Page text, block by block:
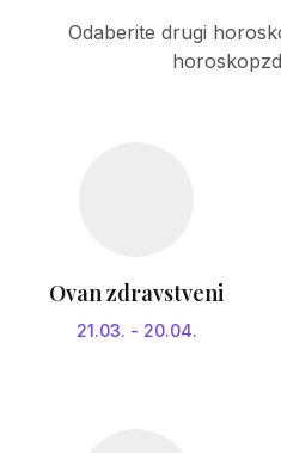
Odaberite drugi
Ovan zdravstveni
21.03. - 20.04.